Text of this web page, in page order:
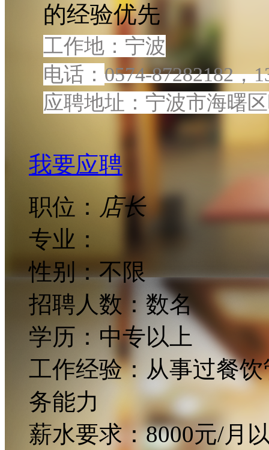
的经验优先
工作地：宁波
电话： 0574-87282182，
应聘地址：宁波市海曙
我要应聘
职位： 店长
专业：
性别：不限
招聘人数： 数名
学历： 中专以上
工作经验： 从事过餐
务能力
薪水要求：8000元/月